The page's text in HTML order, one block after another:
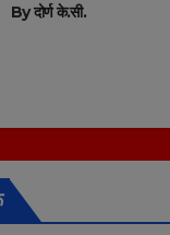
Byदोर्ण के.सी.